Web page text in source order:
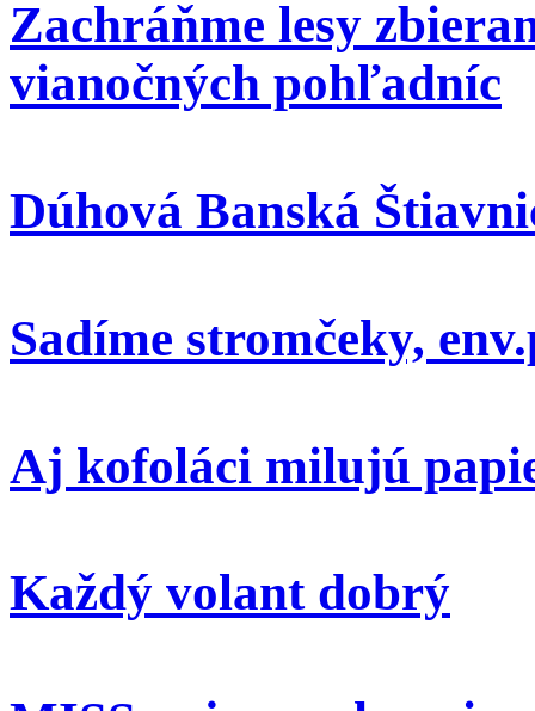
Zachráňme lesy
vianočných pohľadníc
Dúhová Banská
Sadíme stromčeky,
Aj kofoláci milujú
Každý volant dobrý